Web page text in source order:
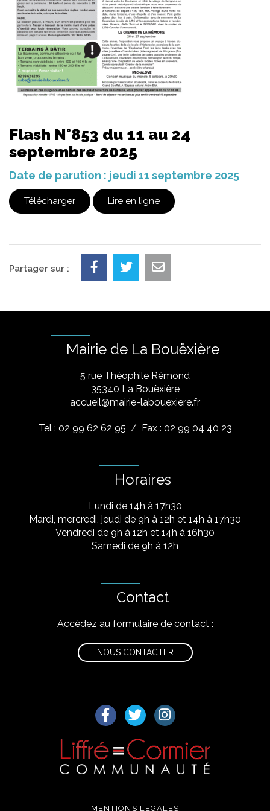
Flash N°853 du 11 au 24
septembre 2025
Date de parution : jeudi 11 septembre 2025
Télécharger Lire en ligne
Partager sur :
Mairie de La Bouëxière
5 rue Théophile Rémond
​35340 La Bouëxière
accueil@mairie-labouexiere.fr
Tel : 02 99 62 62 95 / Fax : 02 99 04 40 23
Horaires
Lundi de 14h à 17h30
Mardi, mercredi, jeudi de 9h à 12h et 14h à 17h30
Vendredi de 9h à 12h et 14h à 16h30
Samedi de 9h à 12h
Contact
Accédez au formulaire de contact :
NOUS CONTACTER
Lien vers le compte Facebook
Lien vers le compte Twitter
Lien vers le compte
MENTIONS LÉGALES